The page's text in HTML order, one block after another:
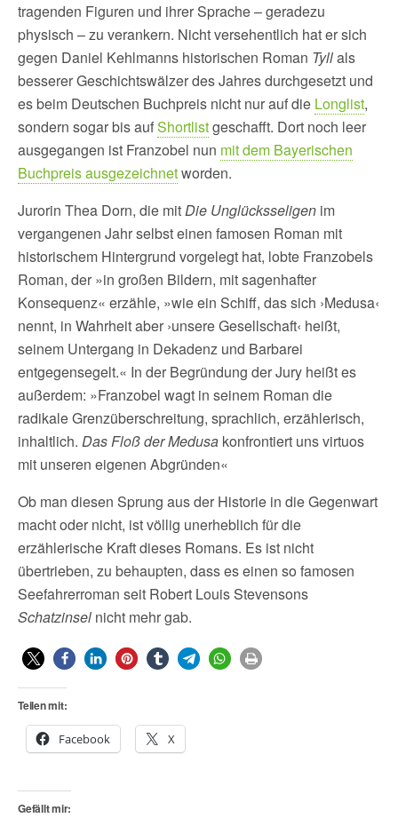
tragenden Figuren und ihrer Sprache – geradezu
physisch – zu verankern. Nicht versehentlich hat er sich
gegen Daniel Kehlmanns historischen Roman Tyllals
besserer Geschichtswälzer des Jahres durchgesetzt und
es beim Deutschen Buchpreis nicht nur auf die Longlist,
sondern sogar bis aufShortlistgeschafft. Dort noch leer
ausgegangen ist Franzobel nun mit dem Bayerischen
Buchpreis ausgezeichnetworden.
Jurorin Thea Dorn, die mitDie Unglücksseligen im
vergangenen Jahr selbst einen famosen Roman mit
historischem Hintergrund vorgelegt hat, lobte Franzobels
Roman, der »in großen Bildern, mit sagenhafter
Konsequenz« erzähle, »wie ein Schiff, das sich ›Medusa‹
nennt, in Wahrheit aber ›unsere Gesellschaft‹ heißt,
seinem Untergang in Dekadenz und Barbarei
entgegensegelt.« In der Begründung der Jury heißt es
außerdem: »Franzobel wagt in seinem Roman die
radikale Grenzüberschreitung, sprachlich, erzählerisch,
inhaltlich. Das Floß der Medusa konfrontiert uns virtuos
mit unseren eigenen Abgründen«
Ob man diesen Sprung aus der Historie in die Gegenwart
macht oder nicht, ist völlig unerheblich für die
erzählerische Kraft dieses Romans. Es ist nicht
übertrieben, zu behaupten, dass es einen so famosen
Seefahrerroman seit Robert Louis Stevensons
Schatzinsel nicht mehr gab.
Teilen mit:
Facebook X
Gefällt mir: